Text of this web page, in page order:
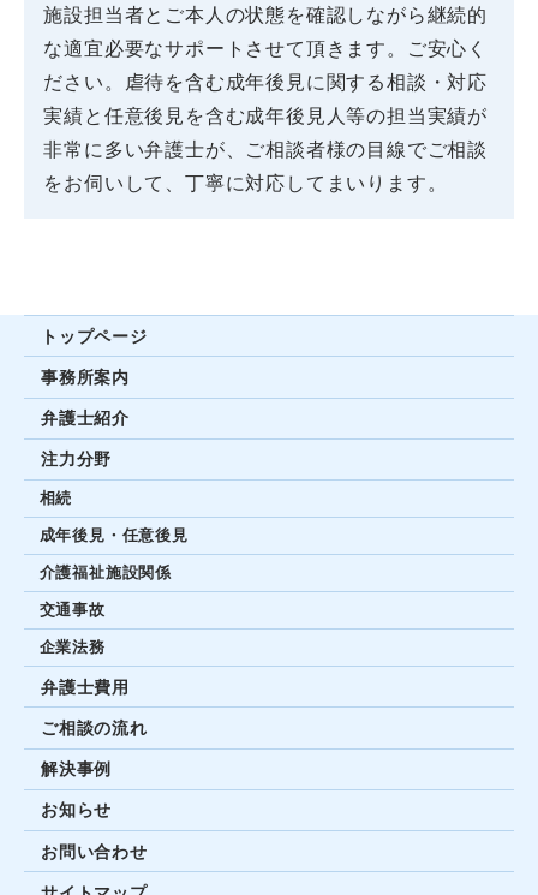
施設担当者とご本人の状態を確認しながら継続的
な適宜必要なサポートさせて頂きます。ご安心く
ださい。虐待を含む成年後見に関する相談・対応
実績と任意後見を含む成年後見人等の担当実績が
非常に多い弁護士が、ご相談者様の目線でご相談
をお伺いして、丁寧に対応してまいります。
トップページ
事務所案内
弁護士紹介
注力分野
相続
成年後見・任意後見
介護福祉施設関係
交通事故
企業法務
弁護士費用
ご相談の流れ
解決事例
お知らせ
お問い合わせ